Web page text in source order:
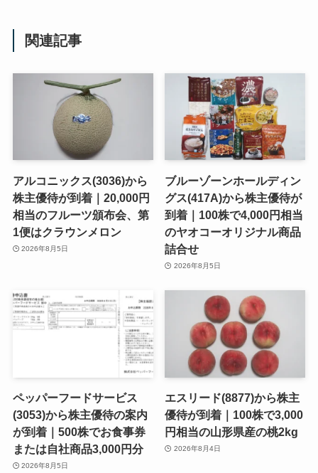
関連記事
アルコニックス(3036)から
株主優待が到着｜20,000円
相当のフルーツ頒布会、第
1便はクラウンメロン
2026年8月5日
ブルーゾーンホールディン
グス(417A)から株主優待が
到着｜100株で4,000円相当
のヤオコーオリジナル商品
詰合せ
2026年8月5日
ペッパーフードサービス
(3053)から株主優待の案内
が到着｜500株でお食事券
または自社商品3,000円分
2026年8月5日
エスリード(8877)から株主
優待が到着｜100株で3,000
円相当の山形県産の桃2kg
2026年8月4日